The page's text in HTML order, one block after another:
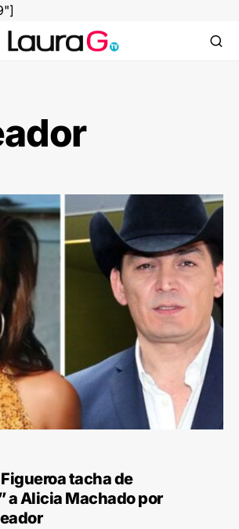
tacha de
a Alicia Machado por